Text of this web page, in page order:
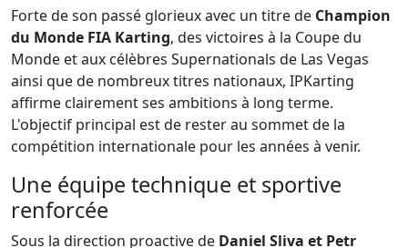
Forte de son passé glorieux avec un titre de Champion
du Monde FIA Karting, des victoires à la Coupe du
Monde et aux célèbres Supernationals de Las Vegas
ainsi que de nombreux titres nationaux, IPKarting
affirme clairement ses ambitions à long terme.
L'objectif principal est de rester au sommet de la
compétition internationale pour les années à venir.
Une équipe technique et sportive
renforcée
Sous la direction proactive de Daniel Sliva et Petr